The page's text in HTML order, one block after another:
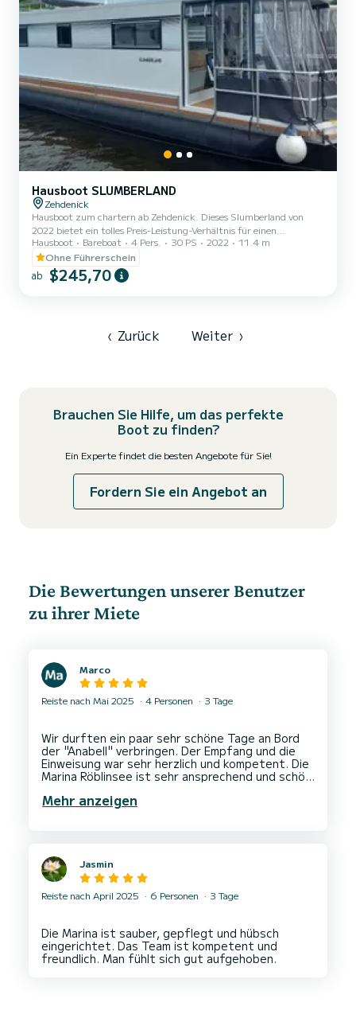
Hausboot SLUMBERLAND
Zehdenick
Hausboot zum chartern ab Zehdenick. Dieses Slumberland von
2022 bietet ein tolles Preis-Leistung-Verhältnis für einen
mehrtägigen oder mehrwöchigen Törn. Sie möchten einen
unvergesslichen Törn auf diesem Hausboot mit 12 Metern Länge
verbringen? Sie können mit bis zu 4 Personen an Bord kommen und
die 2 komfortablen Kabinen genießen. Slumberland ist
Hausboot Bareboat 4 Pers. 30 PS 2022
11.4 m
Ohne Führerschein
ab $245,70
‹ Zurück Weiter ›
Brauchen Sie Hilfe, um das perfekte
Boot zu finden?
Ein Experte findet die besten Angebote für Sie!
Fordern Sie ein Angebot an
Die Bewertungen unserer Benutzer
zu ihrer Miete
Marco
Reiste nach Mai 2025 4 Personen 3 Tage
Wir durften ein paar sehr schöne Tage an Bord
der "Anabell" verbringen. Der Empfang und die
Einweisung war sehr herzlich und kompetent. Die
Marina Röblinsee ist sehr ansprechend und schön
Mehr anzeigen
Jasmin
Reiste nach April 2025 6 Personen 3 Tage
Die Marina ist sauber, gepflegt und hübsch
eingerichtet. Das Team ist kompetent und